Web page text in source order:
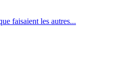
faisaient les autres...